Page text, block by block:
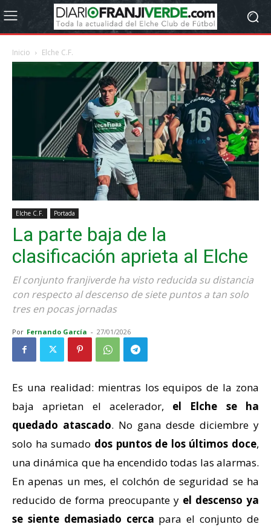
Inicio Elche C.F.
Elche C.F. Portada
La parte baja de la
clasificación aprieta al Elche
El conjunto franjiverde ha visto reducida su distancia
con respecto al descenso de siete puntos a tan solo
tres en pocas jornadas
Por Fernando García - 27/01/2026
Es una realidad: mientras los equipos de la zona
baja aprietan el acelerador, el Elche se ha
quedado atascado. No gana desde diciembre y
solo ha sumado dos puntos de los últimos doce,
una dinámica que ha encendido todas las alarmas.
En apenas un mes, el colchón de seguridad se ha
reducido de forma preocupante y el descenso ya
se siente demasiado cerca para el conjunto de